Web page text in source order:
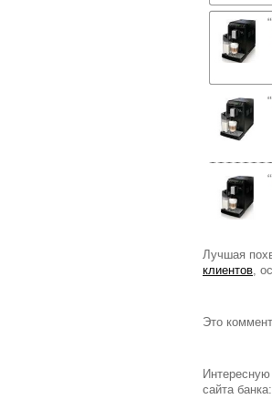
Лучшая
клиентов ,
Это
сайта банка: